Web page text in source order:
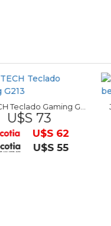
LOGITECH Teclado Gaming G213
U$S 73
U$S 62
U$S 55